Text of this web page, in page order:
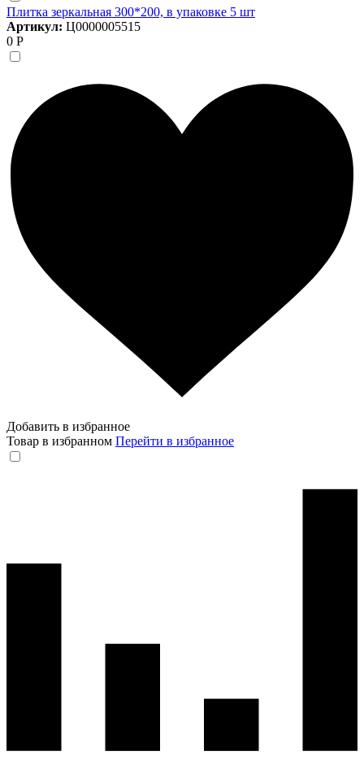
Плитка зеркальная 300*200, в упаковке 5 шт
Артикул: Ц0000005515
0 Р
Добавить в избранное
Товар в избранном Перейти в избранное